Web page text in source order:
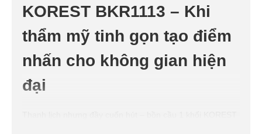
KOREST BKR1113 – Khi
thẩm mỹ tinh gọn tạo điểm
nhấn cho không gian hiện
đại